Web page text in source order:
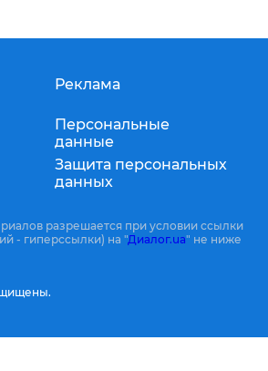
Реклама
Персональные
данные
Защита персональных
данных
разрешается при условии ссылки
- гиперссылки) на "Диалог.ua" не ниже